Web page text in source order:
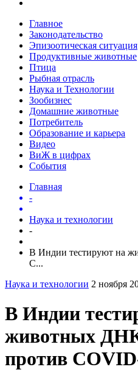
Главное
Законодательство
Эпизоотическая ситуация
Продуктивные животные
Птица
Рыбная отрасль
Наука и Технологии
Зообизнес
Домашние животные
Потребитель
Образование и карьера
Видео
ВиЖ в цифрах
События
Главная
-
Наука и технологии
-
В Индии тестируют на
C...
Наука и технологии 2 ноября
В Индии
животных
против